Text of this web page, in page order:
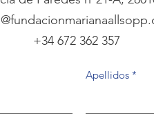
+34 672 362 357
Apellidos